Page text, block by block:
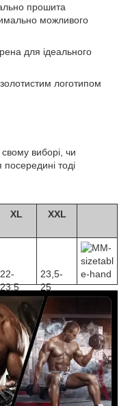
прошита
можливого
для ідеального
логотипом
виборі, чи
тоді
XL XXL
22-
23,5
23,5-
25